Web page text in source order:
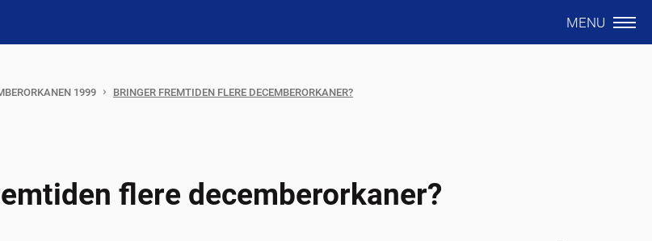
MENU
1999 BRINGER FREMTIDEN FLERE DECEMBERORKANER?
flere decemberorkaner?